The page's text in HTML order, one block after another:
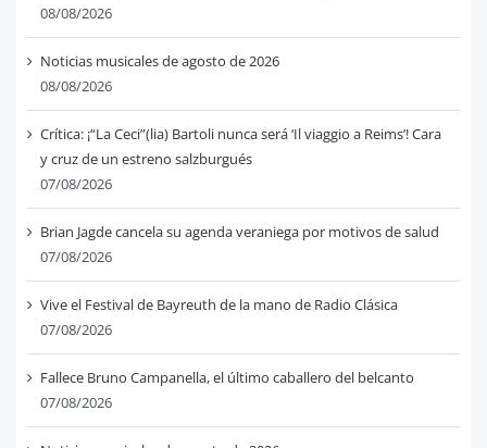
08/08/2026
Noticias musicales de agosto de 2026
08/08/2026
Crítica: ¡“La Ceci”(lia) Bartoli nunca será ‘Il viaggio a Reims’! Cara
y cruz de un estreno salzburgués
07/08/2026
Brian Jagde cancela su agenda veraniega por motivos de salud
07/08/2026
Vive el Festival de Bayreuth de la mano de Radio Clásica
07/08/2026
Fallece Bruno Campanella, el último caballero del belcanto
07/08/2026